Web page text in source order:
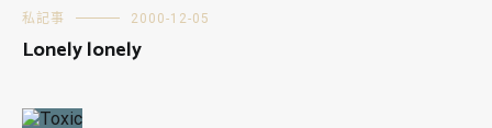
私記事 2000-12-05
Lonely lonely